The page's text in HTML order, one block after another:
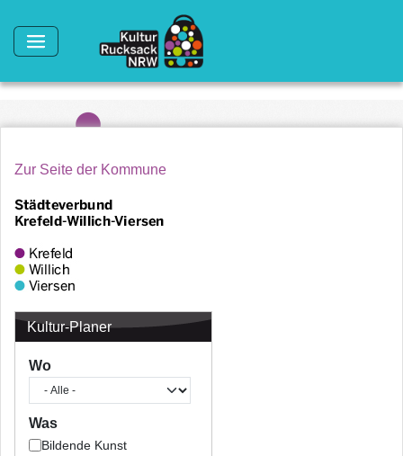
Zur Seite der Kommune
Kultur-Planer
Wo
Was
Bildende Kunst